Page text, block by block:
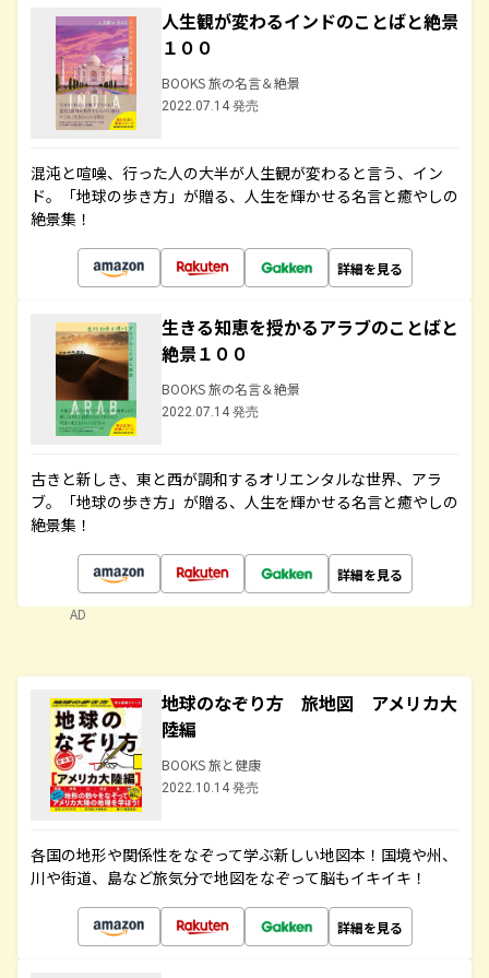
人生観が変わるインドのことばと絶景
１００
BOOKS 旅の名言＆絶景
2022.07.14 発売
混沌と喧噪、行った人の大半が人生観が変わると言う、イン
ド。「地球の歩き方」が贈る、人生を輝かせる名言と癒やしの
絶景集！
詳細を見る
生きる知恵を授かるアラブのことばと
絶景１００
BOOKS 旅の名言＆絶景
2022.07.14 発売
古きと新しき、東と西が調和するオリエンタルな世界、アラ
ブ。「地球の歩き方」が贈る、人生を輝かせる名言と癒やしの
絶景集！
詳細を見る
AD
地球のなぞり方 旅地図 アメリカ大
陸編
BOOKS 旅と健康
2022.10.14 発売
各国の地形や関係性をなぞって学ぶ新しい地図本！国境や州、
川や街道、島など旅気分で地図をなぞって脳もイキイキ！
詳細を見る